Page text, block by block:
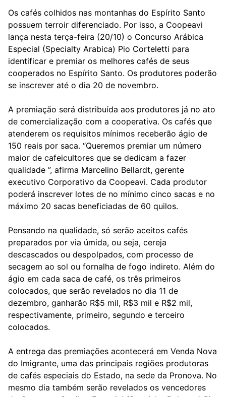
Os cafés colhidos nas montanhas do Espírito Santo
possuem terroir diferenciado. Por isso, a Coopeavi
lança nesta terça-feira (20/10) o Concurso Arábica
Especial (Specialty Arabica) Pio Corteletti para
identificar e premiar os melhores cafés de seus
cooperados no Espírito Santo. Os produtores poderão
se inscrever até o dia 20 de novembro.
A premiação será distribuída aos produtores já no ato
de comercialização com a cooperativa. Os cafés que
atenderem os requisitos mínimos receberão ágio de
150 reais por saca. “Queremos premiar um número
maior de cafeicultores que se dedicam a fazer
qualidade ”, afirma Marcelino Bellardt, gerente
executivo Corporativo da Coopeavi. Cada produtor
poderá inscrever lotes de no mínimo cinco sacas e no
máximo 20 sacas beneficiadas de 60 quilos.
Pensando na qualidade, só serão aceitos cafés
preparados por via úmida, ou seja, cereja
descascados ou despolpados, com processo de
secagem ao sol ou fornalha de fogo indireto. Além do
ágio em cada saca de café, os três primeiros
colocados, que serão revelados no dia 11 de
dezembro, ganharão R$5 mil, R$3 mil e R$2 mil,
respectivamente, primeiro, segundo e terceiro
colocados.
A entrega das premiações acontecerá em Venda Nova
do Imigrante, uma das principais regiões produtoras
de cafés especiais do Estado, na sede da Pronova. No
mesmo dia também serão revelados os vencedores